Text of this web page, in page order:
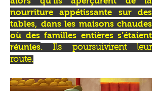
nourriture appétissante sur des
tables, dans les maisons chaudes
où des familles entières s’étaient
réunies. Ils poursuivirent leur
route.